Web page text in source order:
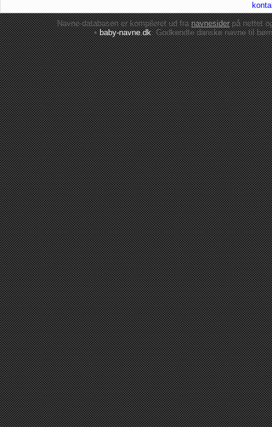
Navne-databasen er kompileret ud franavnesiderpå nettet
•baby-navne.dk: Godkendte danskenavne til børn